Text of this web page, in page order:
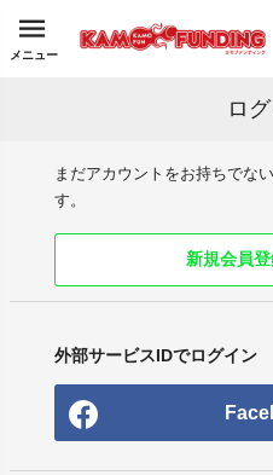
メニュー
ロ
まだアカウントをお持ちでな
す。
新規会員
外部サービスIDでログイン